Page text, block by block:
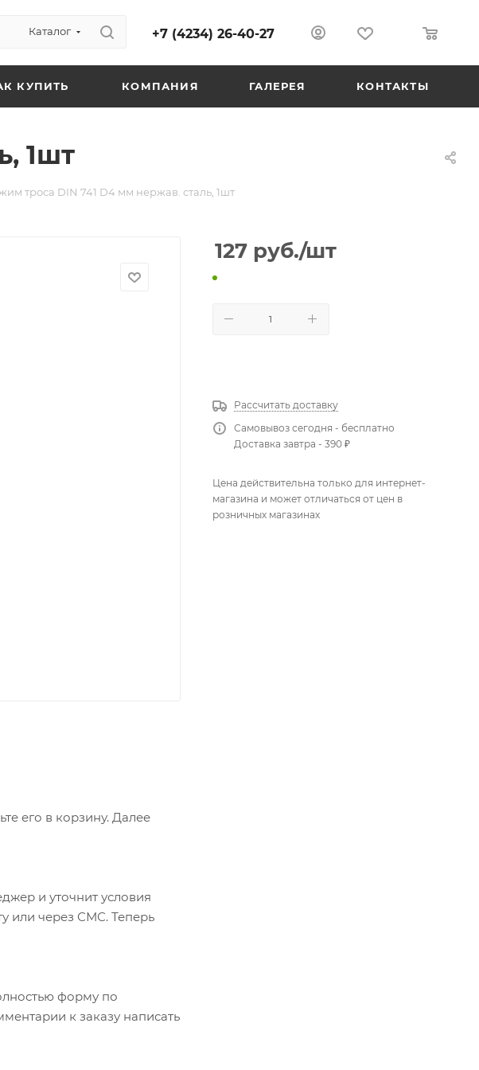
Каталог +7 (4234) 26-40-27
КУПИТЬ КОМПАНИЯ ГАЛЕРЕЯ КОНТАКТЫ
1шт
троса DIN 741 D4 мм нержав. сталь, 1шт
его в корзину. Далее
и уточнит условия
или через СМС. Теперь
форму по
к заказу написать
127 руб./шт
Рассчитать доставку
Самовывоз сегодня - бесплатно
Доставка завтра - 390 ₽
Цена действительна только для интернет-
магазина и может отличаться от цен в
розничных магазинах